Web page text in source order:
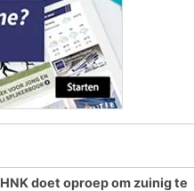
doet oproep om zuinig te